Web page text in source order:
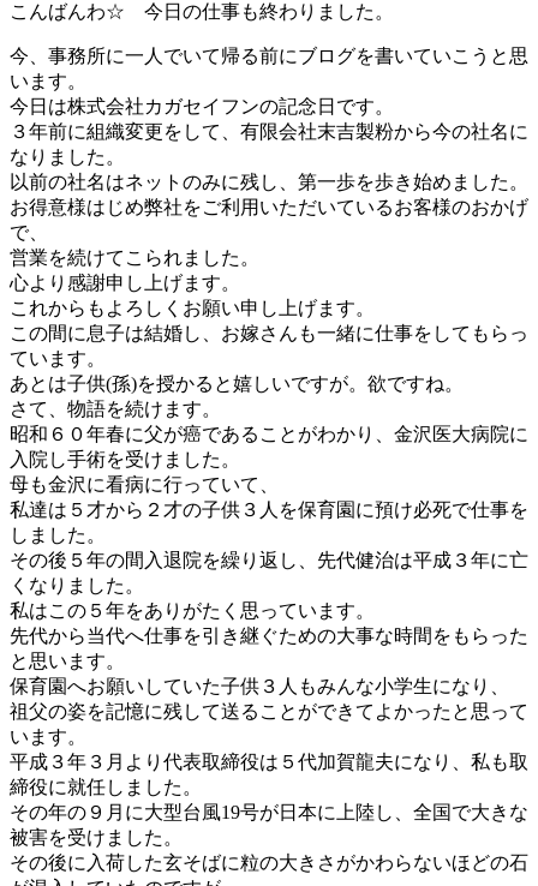
こんばんわ☆ 今日の仕事も終わりました。
今、事務所に一人でいて帰る前にブログを書いていこうと思
います。
今日は株式会社カガセイフンの記念日です。
３年前に組織変更をして、有限会社末吉製粉から今の社名に
なりました。
以前の社名はネットのみに残し、第一歩を歩き始めました。
お得意様はじめ弊社をご利用いただいているお客様のおかげ
で、
営業を続けてこられました。
心より感謝申し上げます。
これからもよろしくお願い申し上げます。
この間に息子は結婚し、お嫁さんも一緒に仕事をしてもらっ
ています。
あとは子供(孫)を授かると嬉しいですが。欲ですね。
さて、物語を続けます。
昭和６０年春に父が癌であることがわかり、金沢医大病院に
入院し手術を受けました。
母も金沢に看病に行っていて、
私達は５才から２才の子供３人を保育園に預け必死で仕事を
しました。
その後５年の間入退院を繰り返し、先代健治は平成３年に亡
くなりました。
私はこの５年をありがたく思っています。
先代から当代へ仕事を引き継ぐための大事な時間をもらった
と思います。
保育園へお願いしていた子供３人もみんな小学生になり、
祖父の姿を記憶に残して送ることができてよかったと思って
います。
平成３年３月より代表取締役は５代加賀龍夫になり、私も取
締役に就任しました。
その年の９月に大型台風19号が日本に上陸し、全国で大きな
被害を受けました。
その後に入荷した玄そばに粒の大きさがかわらないほどの石